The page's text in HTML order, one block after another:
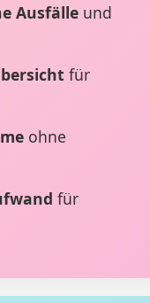
Ausfälleund
für
ohne
für